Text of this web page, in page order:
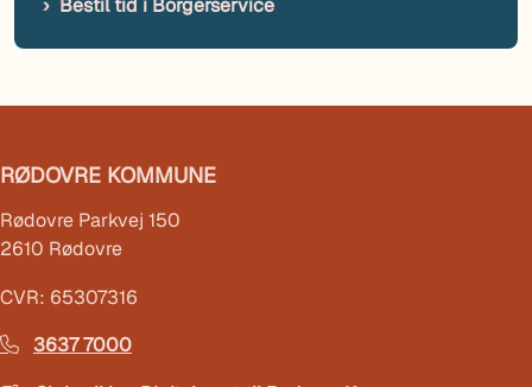
RØDOVRE KOMMUNE
Rødovre Parkvej 150
2610 Rødovre
CVR: 65307316
3637 7000